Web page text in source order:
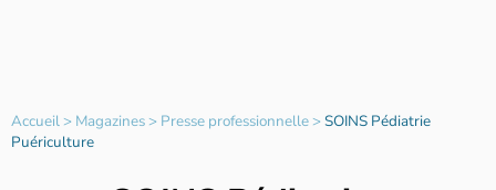
Accueil> Magazines> Presse professionnelle>SOINS Pédiatrie
Puériculture